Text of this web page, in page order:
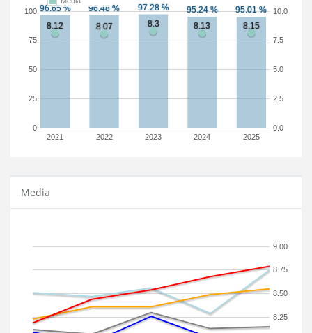
2021 2022 2023 2024 2025
0
25
50
75
100
0.0
2.5
5.0
7.5
10.0
Media
8.25
8.50
8.75
9.00